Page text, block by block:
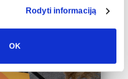
Rodyti informaciją
OK